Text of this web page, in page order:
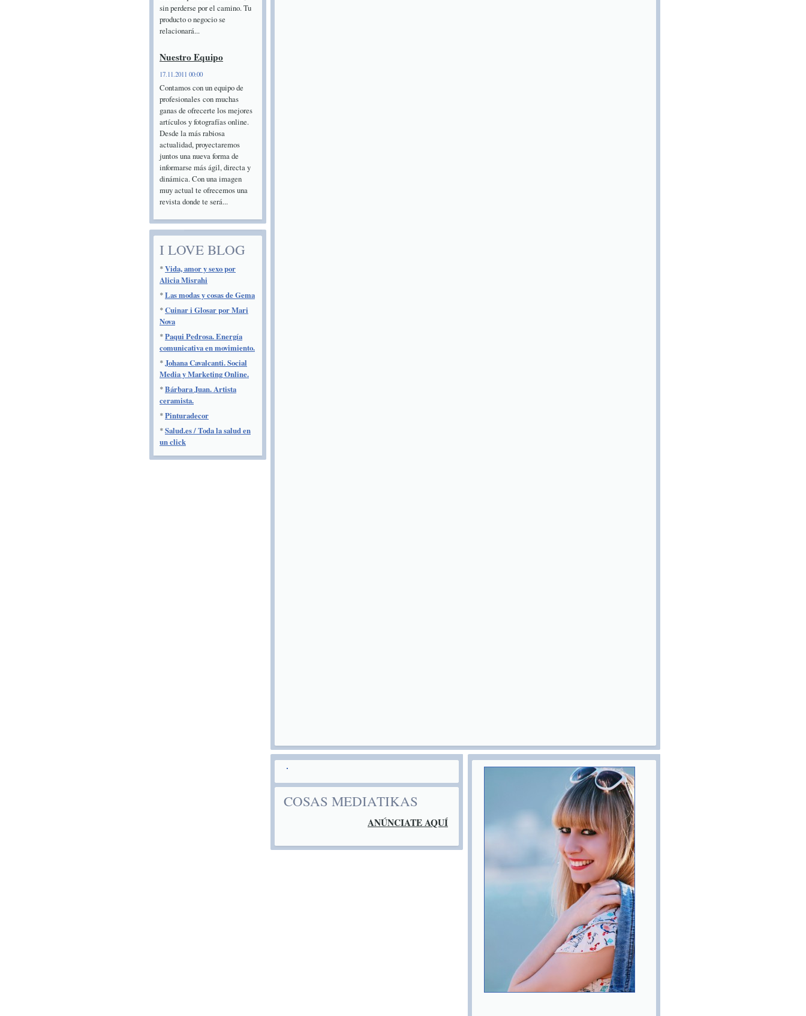
COSAS MEDIATIKAS
ANÚNCIATE AQUÍ
sin perderse por el camino. Tu
producto o negocio se
relacionará...
Nuestro Equipo
17.11.2011 00:00
Contamos con un equipo de
profesionales con muchas
ganas de ofrecerte los mejores
artículos y fotografías online.
Desde la más rabiosa
actualidad, proyectaremos
juntos una nueva forma de
informarse más ágil, directa y
dinámica. Con una imagen
muy actual te ofrecemos una
revista donde te será...
I LOVE BLOG
*Vida, amor y sexo por
Alicia Misrahi
*Las modas y cosas de Gema
*Cuinar i Glosar por Mari
Nova
*Paqui Pedrosa. Energía
comunicativa en movimiento.
*Johana Cavalcanti. Social
Media y Marketing Online.
*Bárbara Juan. Artista
ceramista.
*Pinturadecor
*Salud.es / Toda la salud en
un click